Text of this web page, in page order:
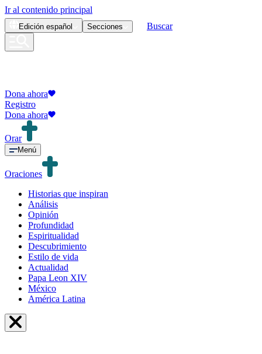
Ir al contenido principal
Edición español Secciones Buscar
Dona ahora
Registro
Dona ahora
Orar
Menú
Oraciones
Historias que inspiran
Análisis
Opinión
Profundidad
Espiritualidad
Descubrimiento
Estilo de vida
Actualidad
Papa Leon XIV
México
América Latina